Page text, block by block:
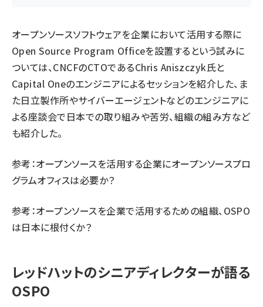
オープンソースソフトウェアを企業において活用する際に
Open Source Program Officeを設置するという試みに
ついては、CNCFのCTOであるChris Aniszczyk氏と
Capital Oneのエンジニアによるセッションを紹介した、ま
た日立製作所やサイバーエージェントなどのエンジニアに
よる座談会で日本での取り組みや苦労、組織の組み方など
も紹介した。
参考：オープンソースを活用する企業にオープンソースプロ
グラムオフィスは必要か？
参考：オープンソースを企業で活用するための組織、OSPO
は日本に根付くか？
レッドハットのシニアディレクターが語る
OSPO